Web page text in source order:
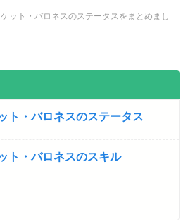
ット・バロネスのステータスをまとめまし
ト・バロネスのステータス
ト・バロネスのスキル